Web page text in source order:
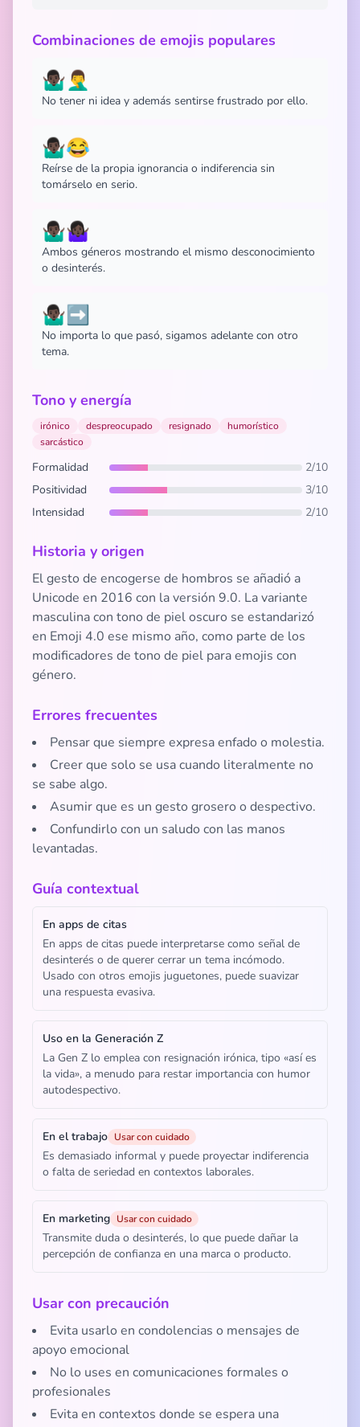
Combinaciones de emojis populares
🤷🏿‍♂️🤦‍♂️
No tener ni idea y además sentirse frustrado por ello.
🤷🏿‍♂️😂
Reírse de la propia ignorancia o indiferencia sin
tomárselo en serio.
🤷🏿‍♂️🤷🏿‍♀️
Ambos géneros mostrando el mismo desconocimiento
o desinterés.
🤷🏿‍♂️➡️
No importa lo que pasó, sigamos adelante con otro
tema.
Tono y energía
irónico despreocupado resignado
humorístico
sarcástico
Formalidad
2/10
Positividad
3/10
Intensidad
2/10
Historia y origen
El gesto de encogerse de hombros se añadió a
Unicode en 2016 con la versión 9.0. La variante
masculina con tono de piel oscuro se estandarizó
en Emoji 4.0 ese mismo año, como parte de los
modificadores de tono de piel para emojis con
género.
Errores frecuentes
Pensar que siempre expresa enfado o molestia.
Creer que solo se usa cuando literalmente no
se sabe algo.
Asumir que es un gesto grosero o despectivo.
Confundirlo con un saludo con las manos
levantadas.
Guía contextual
En apps de citas
En apps de citas puede interpretarse como señal de
desinterés o de querer cerrar un tema incómodo.
Usado con otros emojis juguetones, puede suavizar
una respuesta evasiva.
Uso en la Generación Z
La Gen Z lo emplea con resignación irónica, tipo «así es
la vida», a menudo para restar importancia con humor
autodespectivo.
En el trabajo Usar con cuidado
Es demasiado informal y puede proyectar indiferencia
o falta de seriedad en contextos laborales.
En marketing Usar con cuidado
Transmite duda o desinterés, lo que puede dañar la
percepción de confianza en una marca o producto.
Usar con precaución
Evita usarlo en condolencias o mensajes de
apoyo emocional
No lo uses en comunicaciones formales o
profesionales
Evita en contextos donde se espera una